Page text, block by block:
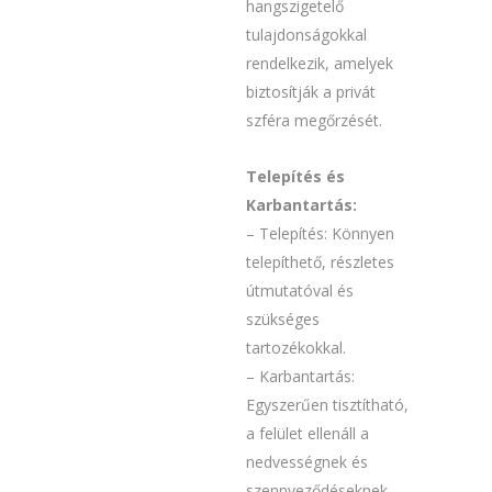
hangszigetelő
tulajdonságokkal
rendelkezik, amelyek
biztosítják a privát
szféra megőrzését.
Telepítés és
Karbantartás:
– Telepítés: Könnyen
telepíthető, részletes
útmutatóval és
szükséges
tartozékokkal.
– Karbantartás:
Egyszerűen tisztítható,
a felület ellenáll a
nedvességnek és